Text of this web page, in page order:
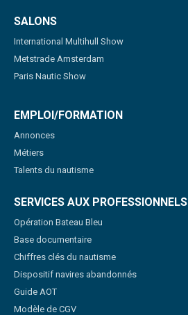
SALONS
International Multihull Show
Metstrade Amsterdam
Paris Nautic Show
EMPLOI/FORMATION
Annonces
Métiers
Talents du nautisme
SERVICES AUX PROFESSIONNELS
Opération Bateau Bleu
Base documentaire
Chiffres clés du nautisme
Dispositif navires abandonnés
Guide AOT
Modèle de CGV